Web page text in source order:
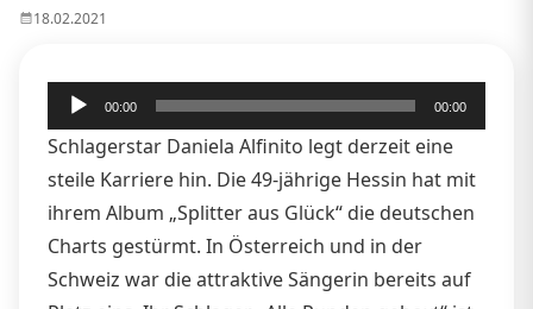
18.02.2021
Audio-
Player
00:00 00:00
Schlagerstar Daniela Alfinito legt derzeit eine
steile Karriere hin. Die 49-jährige Hessin hat mit
ihrem Album „Splitter aus Glück“ die deutschen
Charts gestürmt. In Österreich und in der
Schweiz war die attraktive Sängerin bereits auf